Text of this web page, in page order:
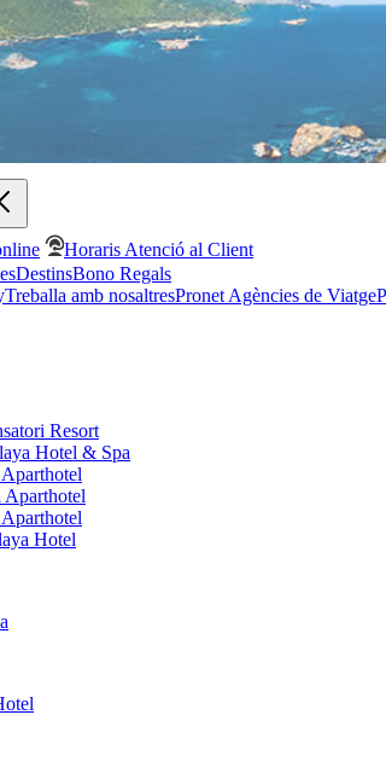
Horaris Atenció al Client
DestinsBono Regals
Treballa amb nosaltresPronet Agències de Viatge
Resort
Hotel & Spa
Aparthotel
Hotel